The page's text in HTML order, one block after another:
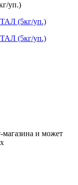
уп.)
магазина и может